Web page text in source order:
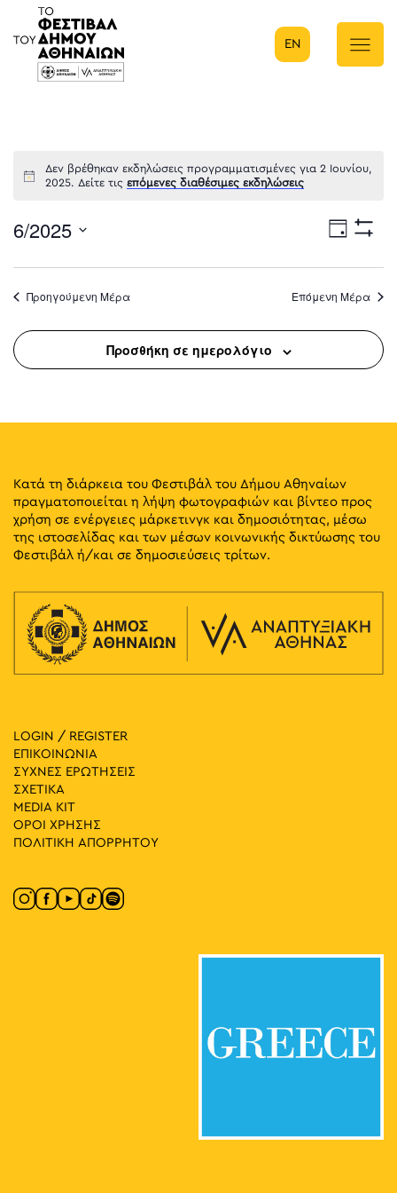
Κύρια πλοήγηση
EN
Δεν βρέθηκαν εκδηλώσεις προγραμματισμένες για 2 Ιουνίου,
2025. Δείτε τιςεπόμενες διαθέσιμες εκδηλώσεις
Ημέρα
6/2025
date.
Προηγούμενη Μέρα Επόμενη Μέρα
Προσθήκη σε ημερολόγιο
Κατά τη διάρκεια του Φεστιβάλ του Δήμου Αθηναίων
πραγματοποιείται η λήψη φωτογραφιών και βίντεο προς
χρήση σε ενέργειες μάρκετινγκ και δημοσιότητας, μέσω
της ιστοσελίδας και των μέσων κοινωνικής δικτύωσης του
Φεστιβάλ ή/και σε δημοσιεύσεις τρίτων.
LOGIN / REGISTER
ΕΠΙΚΟΙΝΩΝΙΑ
ΣΥΧΝΕΣ ΕΡΩΤΗΣΕΙΣ
ΣΧΕΤΙΚΑ
MEDIA ΚIT
ΟΡΟΙ ΧΡΗΣΗΣ
ΠΟΛΙΤΙΚΗ ΑΠΟΡΡΗΤΟΥ